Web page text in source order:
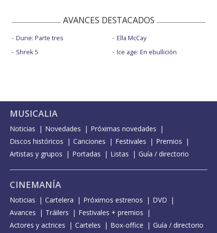
AVANCES DESTACADOS
Dune: Parte tres
Shrek 5
Ella McCay
Ice age: En ebullición
MUSICALIA
Noticias Novedades
Próximas novedades
Discos históricos
Canciones Festivales
Premios
Artistas y grupos
Portadas Listas Guía / directorio
CINEMANÍA
Noticias Cartelera Próximos estrenos
DVD
Avances
Tráilers
Festivales + premios
Actores y actrices
Carteles Box-office Guía / directorio